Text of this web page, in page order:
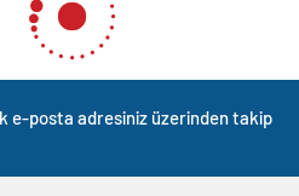
e-posta adresiniz üzerinden takip